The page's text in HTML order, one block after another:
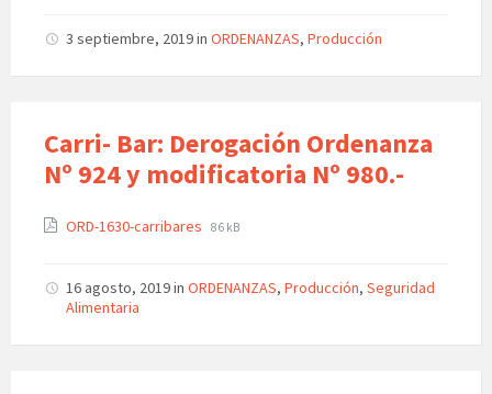
3 septiembre, 2019in ORDENANZAS, Producción
Carri- Bar: Derogación Ordenanza
Nº 924 y modificatoria Nº 980.-
ORD-1630-carribares 86 kB
16 agosto, 2019in ORDENANZAS, Producción, Seguridad
Alimentaria